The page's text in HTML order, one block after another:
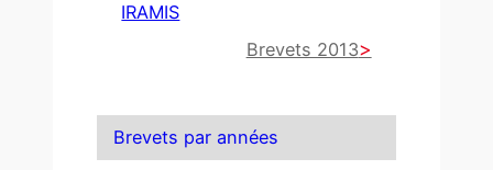
Brevets par années
IRAMIS
Brevets 2013